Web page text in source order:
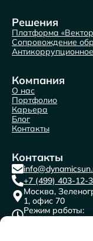
Решения
Платформа
Сопровождение
Компания
О нас
Портфолио
Карьера
Блог
Контакты
Контакты
+7 (499) 403-12-
Москва,
1, офис 70
Режим работы:
пн-пт с 9:00 до